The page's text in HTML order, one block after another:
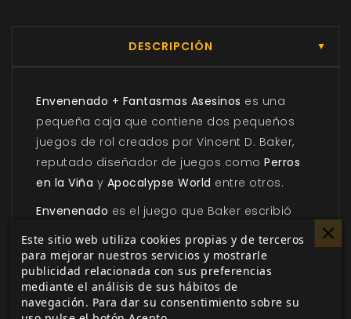
DESCRIPCIÓN ▼
Envenenado + Fantasmas Asesinos es una
pequeña caja que contiene dos pequeños
juegos de rol creados por Vincent D. Baker,
reputado diseñador de juegos como Perros
en la Viña y Apocalypse World entre otros.
Envenenado es el juego que Baker escribió
queFantasmas Asesinoses inmediatamente
posterior. Ambos tienen puntos comunes que
no pasarán desapercibidos si conoces
Apocalypse World.
Este sitio web utiliza cookies propias y de terceros
para mejorar nuestros servicios y mostrarle
publicidad relacionada con sus preferencias
mediante el análisis de sus hábitos de
navegación. Para dar su consentimiento sobre su